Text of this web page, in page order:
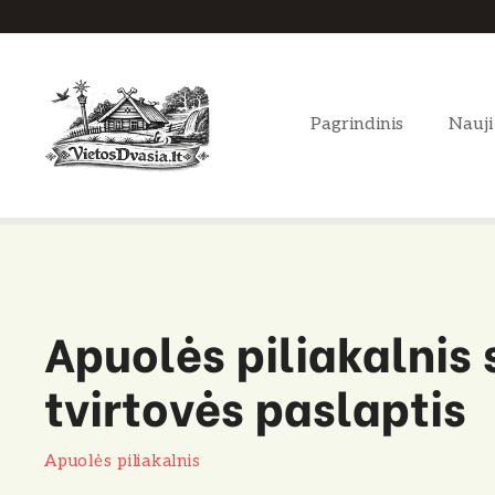
Pagrindinis
Apuolės piliakalnis
tvirtovės paslaptis
Apuolės piliakalnis